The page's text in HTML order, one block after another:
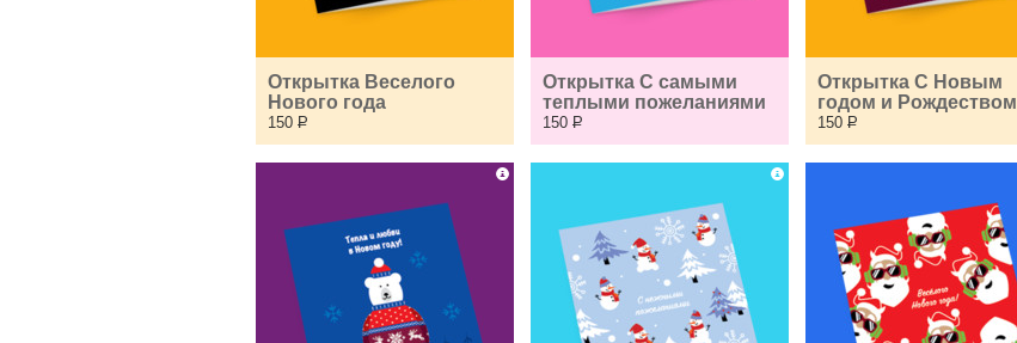
Открытка Веселого
Нового года
150 Р
Открытка C самыми
теплыми пожеланиями
150 Р
Открытка С Новым
годом и Рождеством
150 Р